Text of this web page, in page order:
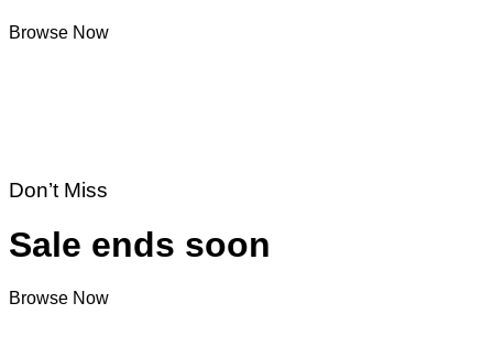
Browse Now
Don’t Miss
Sale ends soon
Browse Now